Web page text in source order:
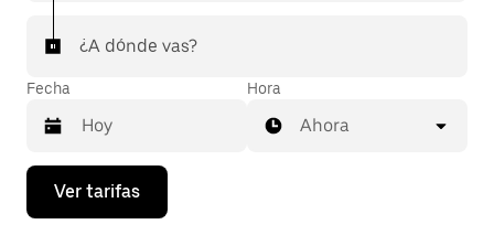
¿A dónde vas?
Fecha
Presiona
flecha
Hora
Ahora
Ver tarifas